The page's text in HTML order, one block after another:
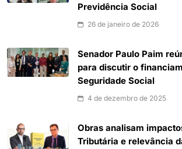
Previdência Social
26 de janeiro de 2026
Senador Paulo Paim
para discutir o
Seguridade Social
4 de dezembro de 2025
Obras analisam
Tributária e relevância